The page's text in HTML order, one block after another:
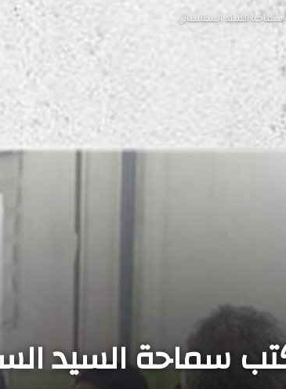
السيد السيستاني
سماحة السيد